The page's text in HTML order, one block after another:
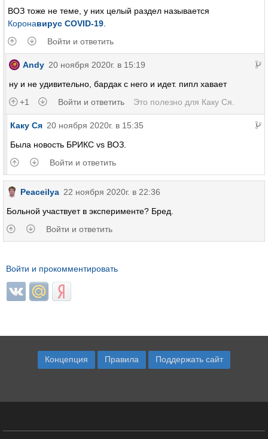
ВОЗ тоже не теме, у них целый раздел называется
Коронавирус COVID-19
Войти и ответить
Andy 20 ноября 2020г. в 15:19
ну и не удивительно, бардак с него и идет. пипл хавает
+1
Войти и ответить Это полезно для Каку Ся
Каку Ся 20 ноября 2020г. в 15:35
Была новость БРИКС vs ВОЗ.
Войти и ответить
Peaceilya 22 ноября 2020г. в 22:36
Больной участвует в эксперименте? Бред.
Войти и ответить
Войти и прокомментировать
Login with ВКонтакте
Login with Mail.ru
Login with Яндекс
Концепция Правила Поддержать сайт